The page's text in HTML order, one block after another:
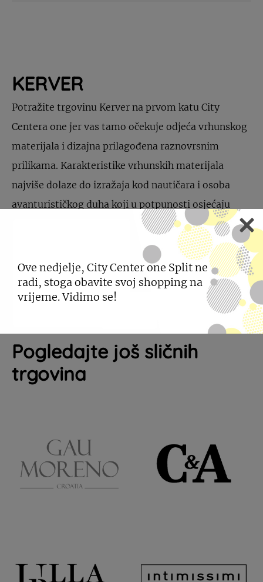
KERVER
Potražite trgovinu Kerver na prvom katu City
Centera one jer vas tamo očekuje odjeća vrhunskog
materijala i dizajna prilagođena raznovrsnim
prilikama. Karakteristike vrhunskih materijala
najviše dolaze do izražaja kod nautičara i osoba
avanturističkog duha koji u potpunosti osjećaju
udobnost i kvalitetu marke Kerver.
Pogledajte još sličnih
trgovina
Ove nedjelje, City Center one Split ne
radi, stoga obavite svoj shopping na
vrijeme. Vidimo se!